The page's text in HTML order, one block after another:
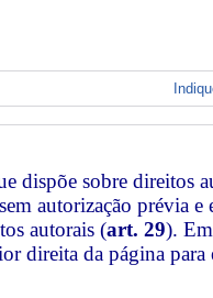
dispõe sobre direitos
autorização prévia e
autorais (art. 29).
direita da página